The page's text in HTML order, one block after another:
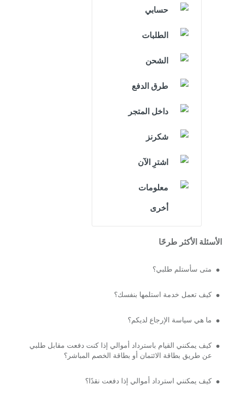
حسابي
الطلبات
الشحن
طرق الدفع
داخل المتجر
شكرنز
اشترِ الآن
معلومات
أخرى
الأسئلة الأكثر طرحًا
متى سأستلم طلبي؟
كيف تعمل خدمة استلمها بنفسك؟
ما هي سياسة الإرجاع لديكم؟
كيف يمكنني القيام باسترداد أموالي إذا كنت دفعت مقابل طلبي
عن طريق بطاقة الائتمان أو بطاقة الخصم المباشر؟
كيف يمكنني استرداد أموالي إذا دفعت نقدًا؟